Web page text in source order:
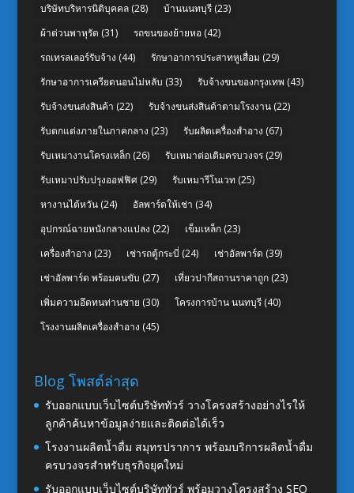
บริษัทบริหารนิติบุคคล(28) บ้านนนทบุรี(23)
ผ้าต่วนพาหุรัด (31) รถขนของย้ายหอ(42)
รถเทรลเลอร์รับจ้าง (44) รักษาอาการประสาทหูเสื่อม (29)
รักษาอาการเครียดนอนไม่หลับ (33) รับจ้างขนของกรุงเทพ (43)
รับจ้างขนส่งสินค้า (22) รับจ้างขนส่งสินค้าตามโรงงาน(22)
รับตกแต่งภายในภาคกลาง (23) รับผลิตเครื่องสำอาง (67)
รับเหมางานโครงเหล็ก(26) รับเหมาต่อเติมครบวงจร(29)
รับเหมาปรับปรุงออฟฟิศ(29) รับเหมารีโนเวท (25)
หางานไต้หวัน(24) อัลพาร์ดให้เช่า (34)
อุปกรณ์ฉายหนังกลางแปลง (22) เข็มเหล็ก(23)
เครื่องสำอาง (23) เช่ารถตู้กระบี่ (24) เช่าอัลพาร์ด (39)
เช่าอัลพาร์ด พร้อมคนขับ (27) เที่ยวปากีสถานราคาถูก(23)
เพิ่มความอึดทนท่านชาย (30) โครงการบ้าน นนทบุรี(40)
โรงงานผลิตเครื่องสำอาง (45)
Blog โพสต์ล่าสุด
รับออกแบบเว็บไซต์บริษัททัวร์ วางโครงสร้างอย่างไรให้
ลูกค้าค้นหาข้อมูลง่ายและติดต่อได้เร็ว
โรงงานผลิตน้ำดื่ม สมุทรปราการ พร้อมบริการผลิตน้ำดื่ม
ครบวงจรสำหรับธุรกิจยุคใหม่
รับออกแบบเว็บไซต์บริษัททัวร์ พร้อมวางโครงสร้าง SEO